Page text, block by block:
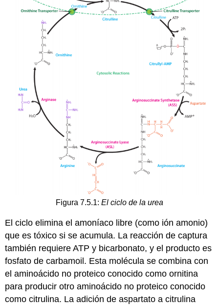
Figura 7.5.1: El ciclo de la urea
El ciclo elimina el amoníaco libre (como ión amonio)
que es tóxico si se acumula. La reacción de captura
también requiere ATP y bicarbonato, y el producto es
fosfato de carbamoil. Esta molécula se combina con
el aminoácido no proteico conocido como ornitina
para producir otro aminoácido no proteico conocido
como citrulina. La adición de aspartato a citrulina